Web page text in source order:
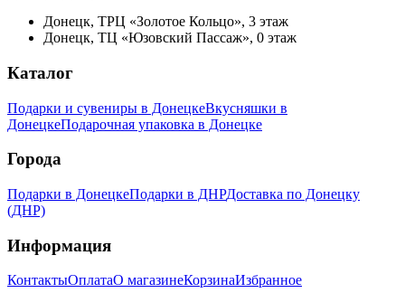
Донецк, ТРЦ «Золотое Кольцо», 3 этаж
Донецк, ТЦ «Юзовский Пассаж», 0 этаж
Каталог
Подарки и сувениры в ДонецкеВкусняшки в
ДонецкеПодарочная упаковка в Донецке
Города
Подарки в ДонецкеПодарки в ДНРДоставка по Донецку
(ДНР)
Информация
КонтактыОплатаО магазинеКорзинаИзбранное